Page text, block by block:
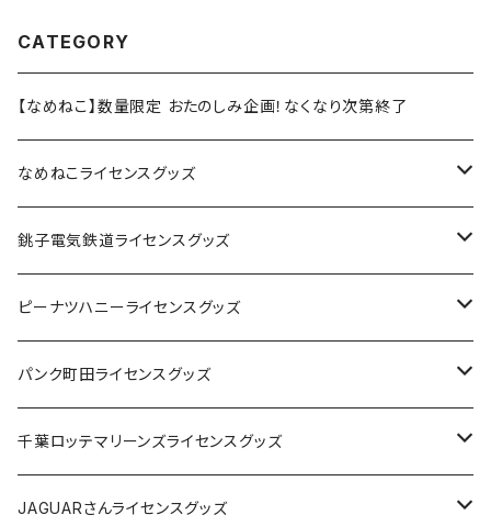
CATEGORY
【なめねこ】数量限定 おたのしみ企画！なくなり次第終了
なめねこライセンスグッズ
Tシャツ
キャップ
ステッカー
缶バッジ
ホテルキーホルダー
銚子電気鉄道ライセンスグッズ
ステッカー
缶バッジ
アクリルキーホルダー
ホテルキーホルダー
ピーナツハニーライセンスグッズ
Tシャツ
キャップ
バッグ
パンク町田ライセンスグッズ
Tシャツ
キャップ
千葉ロッテマリーンズライセンスグッズ
ステッカー
JAGUARさんライセンスグッズ